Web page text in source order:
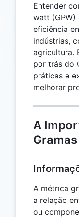
Entender
watt (GPW)
eficiência
indústrias,
agricultura.
por trás do
práticas e
melhorar
A
A métrica
a relação
ou